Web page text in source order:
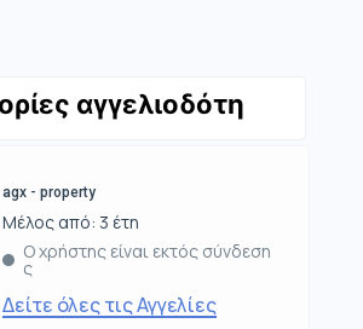
αγγελιοδότη
agx - property
Μέλος από: 3 έτη
Ο χρήστης είναι εκτός σύνδεση
ς
Δείτε όλες τις Αγγελίες